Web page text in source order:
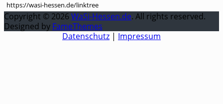
https://wasi-hessen.de/linktree
Copyright © 2026 WaSi-Hessen.de. All rights reserved.
Designed by FameThemes
Datenschutz | Impressum